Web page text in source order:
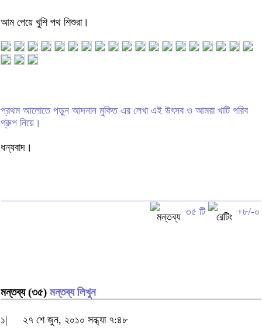
আম পেয়ে খুশি পথ শিশুরা।
প্রথম আলোতে পড়ুন আদনান মুকিত এর লেখা এই উৎসব ও আমরা খাটি গরিব
গ্রুপ নিয়ে।
ধন্যবাদ।
৩৫ টি +৮/-০
মন্তব্য (৩৫) মন্তব্য লিখুন
১|
২৭ শে জুন, ২০১০ সন্ধ্যা ৭:৪৮